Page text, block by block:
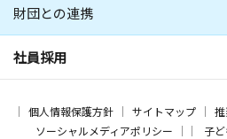
財団との連携
社員採用
個人情報保護方針 サイトマップ
ソーシャルメディアポリシー
子